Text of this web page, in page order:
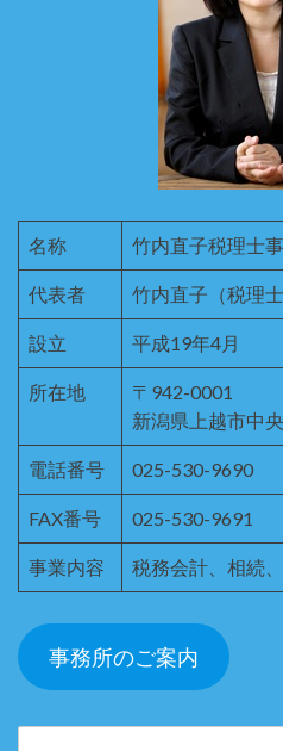
名称 竹内直子税理士
代表者 竹内直子（税理士
設立 平成19年4月
所在地
〒942-0001
新潟県上越市中
電話番号 025-530-9690
FAX番号 025-530-9691
事業内容 税務会計、相続
事務所のご案内